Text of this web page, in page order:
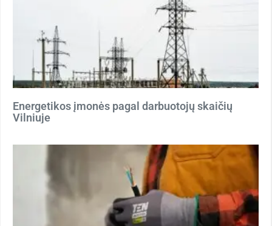
Energetikos įmonės pagal darbuotojų skaičių
Vilniuje